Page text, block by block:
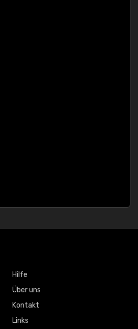
Hilfe
Über uns
Kontakt
Links